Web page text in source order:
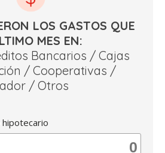
LOS GASTOS QUE
MES EN:
Bancarios / Cajas
/ Cooperativas /
/ Otros